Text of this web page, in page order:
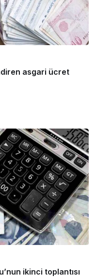
asgari ücret
ikinci toplantısı